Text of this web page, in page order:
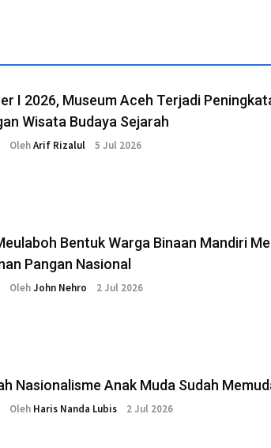
I 2026, Museum Aceh Terjadi
Wisata Budaya Sejarah
OlehArif Rizalul 5 Jul 2026
Bentuk Warga Binaan Mandiri
Pangan Nasional
OlehJohn Nehro 2 Jul 2026
Nasionalisme Anak Muda Sudah
Oleh Haris Nanda Lubis 2 Jul 2026